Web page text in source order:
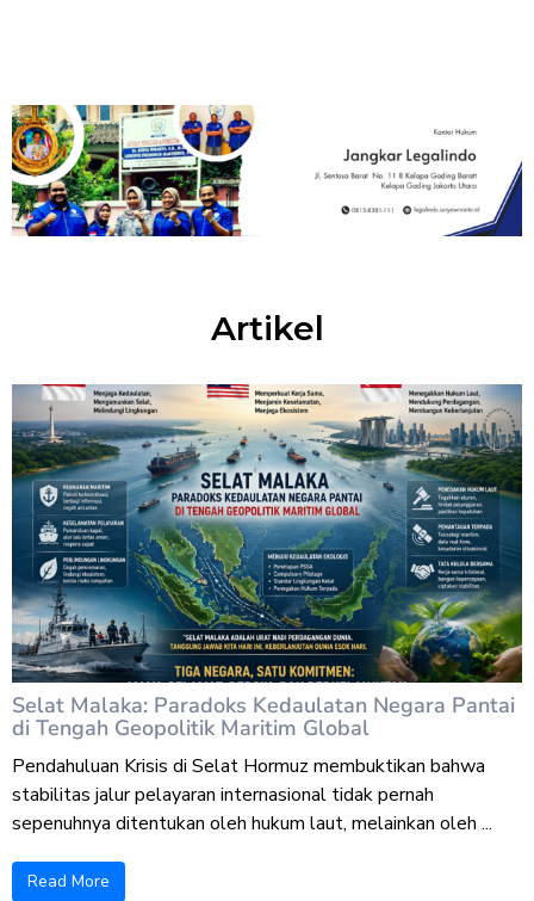
Artikel
Selat Malaka: Paradoks Kedaulatan Negara Pantai
di Tengah Geopolitik Maritim Global
Pendahuluan Krisis di Selat Hormuz membuktikan bahwa
stabilitas jalur pelayaran internasional tidak pernah
sepenuhnya ditentukan oleh hukum laut, melainkan oleh ...
Read More